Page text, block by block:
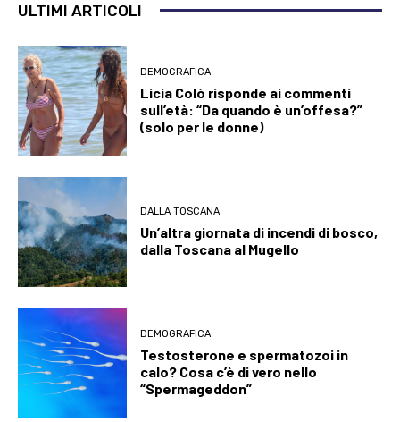
ULTIMI ARTICOLI
DEMOGRAFICA
Licia Colò risponde ai commenti
sull’età: “Da quando è un’offesa?”
(solo per le donne)
DALLA TOSCANA
Un’altra giornata di incendi di bosco,
dalla Toscana al Mugello
DEMOGRAFICA
Testosterone e spermatozoi in
calo? Cosa c’è di vero nello
“Spermageddon”